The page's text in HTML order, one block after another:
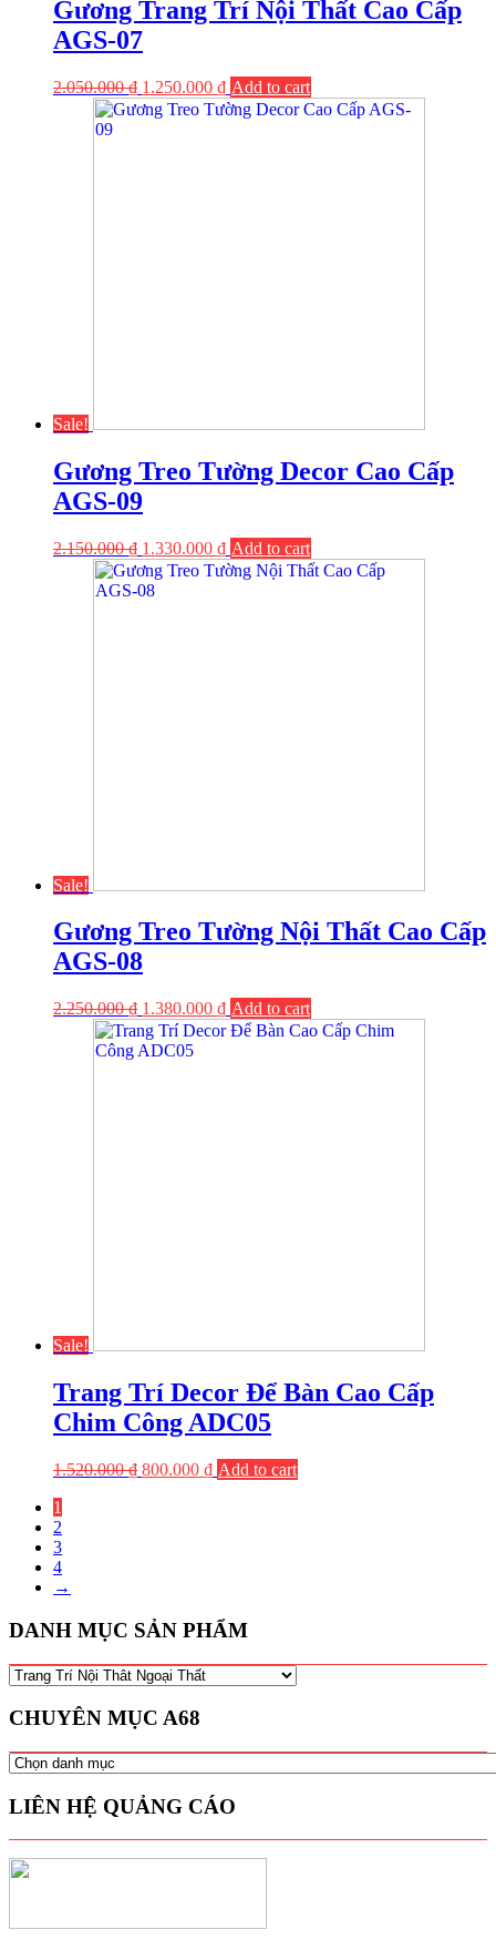
Gương Trang Trí Nội Thất Cao Cấp
AGS-07
2.050.000₫ 1.250.000 ₫ Add to cart
Sale!
Gương Treo Tường Decor Cao Cấp
AGS-09
2.150.000₫ 1.330.000 ₫ Add to cart
Sale!
Gương Treo Tường Nội Thất Cao Cấp
AGS-08
2.250.000₫ 1.380.000 ₫ Add to cart
Sale!
Trang Trí Decor Để Bàn Cao Cấp
Chim Công ADC05
1.520.000₫ 800.000 ₫ Add to cart
1
2
3
4
→
DANH MỤC SẢN PHẨM
CHUYÊN MỤC A68
CHUYÊN
A68
LIÊN HỆ QUẢNG CÁO